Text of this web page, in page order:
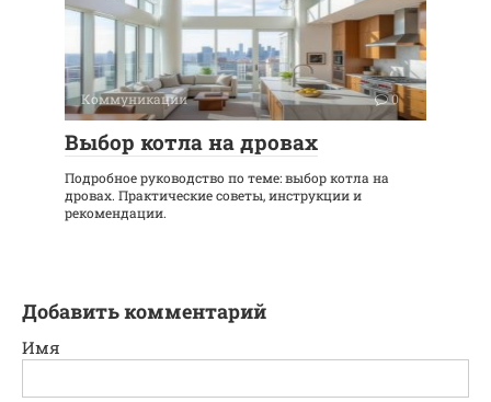
Коммуникации 0
Выбор котла на дровах
Подробное руководство по теме: выбор котла на
дровах. Практические советы, инструкции и
рекомендации.
Добавить комментарий
Имя